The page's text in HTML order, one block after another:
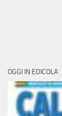
OGGI IN EDICOLA